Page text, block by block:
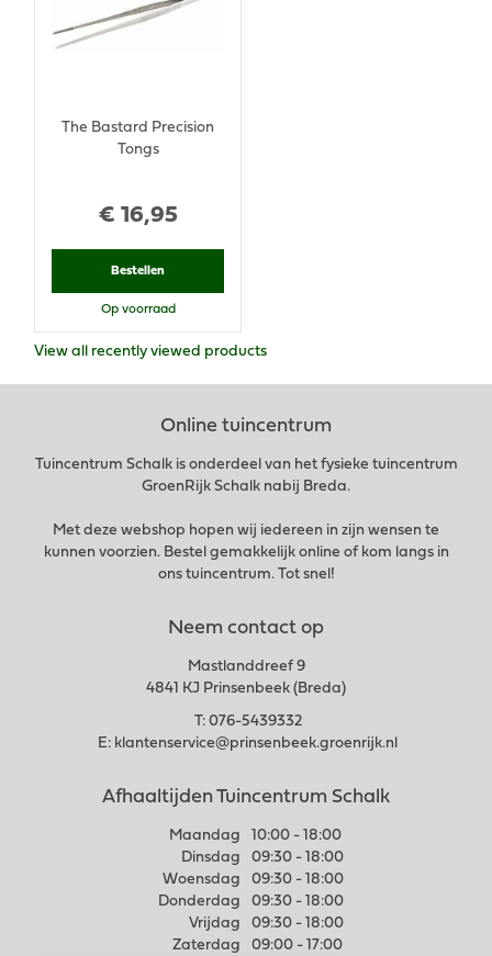
€ 16,95
The Bastard Precision
Tongs
Bestellen
Op voorraad
View all recently viewed products
Online tuincentrum
Tuincentrum Schalk is onderdeel van het fysieke tuincentrum
GroenRijk Schalk nabij Breda.
Met deze webshop hopen wij iedereen in zijn wensen te
kunnen voorzien. Bestel gemakkelijk online of kom langs in
ons tuincentrum. Tot snel!
Neem contact op
Mastlanddreef 9
4841 KJ Prinsenbeek (Breda)
T: 076-5439332
E: klantenservice@prinsenbeek.groenrijk.nl
Afhaaltijden Tuincentrum Schalk
Maandag
10:00 - 18:00
Dinsdag
09:30 - 18:00
Woensdag
09:30 - 18:00
Donderdag
09:30 - 18:00
Vrijdag
09:30 - 18:00
Zaterdag
09:00 - 17:00